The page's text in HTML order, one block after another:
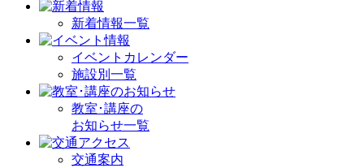
新着情報一覧
イベントカレンダー
施設別一覧
教室･講座の
お知らせ一覧
交通案内